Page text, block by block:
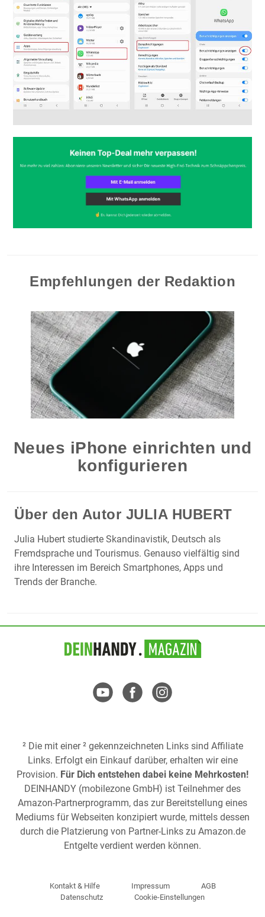
Empfehlungen der Redaktion
Neues iPhone einrichten und
konfigurieren
Über den Autor JULIA HUBERT
Julia Hubert studierte Skandinavistik, Deutsch als
Fremdsprache und Tourismus. Genauso vielfältig sind
ihre Interessen im Bereich Smartphones, Apps und
Trends der Branche.
² Die mit einer ² gekennzeichneten Links sind Affiliate
Links. Erfolgt ein Einkauf darüber, erhalten wir eine
Provision. Für Dich entstehen dabei keine Mehrkosten!
DEINHANDY (mobilezone GmbH) ist Teilnehmer des
Amazon-Partnerprogramm, das zur Bereitstellung eines
Mediums für Webseiten konzipiert wurde, mittels dessen
durch die Platzierung von Partner-Links zu Amazon.de
Entgelte verdient werden können.
Kontakt & Hilfe Impressum
AGB
Datenschutz
Cookie-Einstellungen